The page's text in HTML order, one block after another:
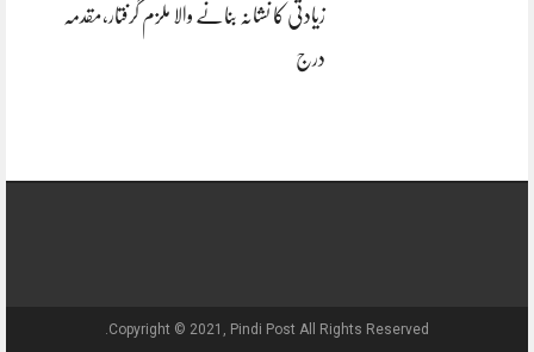
زیادتی کا نشانہ بنانے والا ملزم گرفتار،مقدمہ
درج
Copyright © 2021, Pindi Post All Rights Reserved.